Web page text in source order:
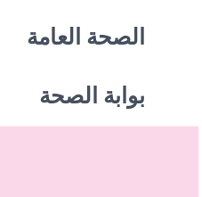
تخطيالصحة العامة
بوابة الصحة